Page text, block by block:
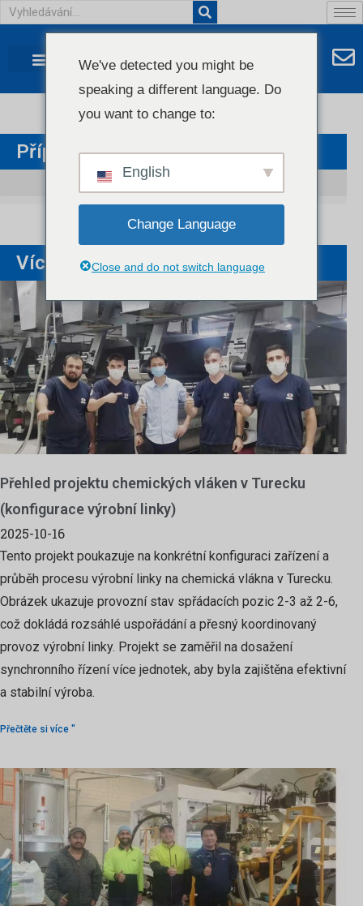
Případ Pro Zákazníka
Více Na
Přehled projektu chemických vláken v Turecku
(konfigurace výrobní linky)
2025-10-16
Tento projekt poukazuje na konkrétní konfiguraci zařízení a
průběh procesu výrobní linky na chemická vlákna v Turecku.
Obrázek ukazuje provozní stav spřádacích pozic 2-3 až 2-6,
což dokládá rozsáhlé uspořádání a přesný koordinovaný
provoz výrobní linky. Projekt se zaměřil na dosažení
synchronního řízení více jednotek, aby byla zajištěna efektivní
a stabilní výroba.
Přečtěte si více "
We've detected you might be
speaking a different language. Do
you want to change to:
English
Change Language
Close and do not switch language